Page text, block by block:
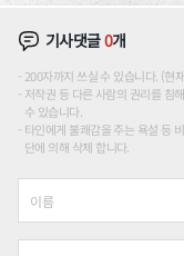
기사댓글0개
200자까지 쓰실 수 있습니다. (
저작권 등 다른 사람의 권리를 침
수 있습니다.
타인에게 불쾌감을 주는 욕설 등
단에 의해 삭제 합니다.